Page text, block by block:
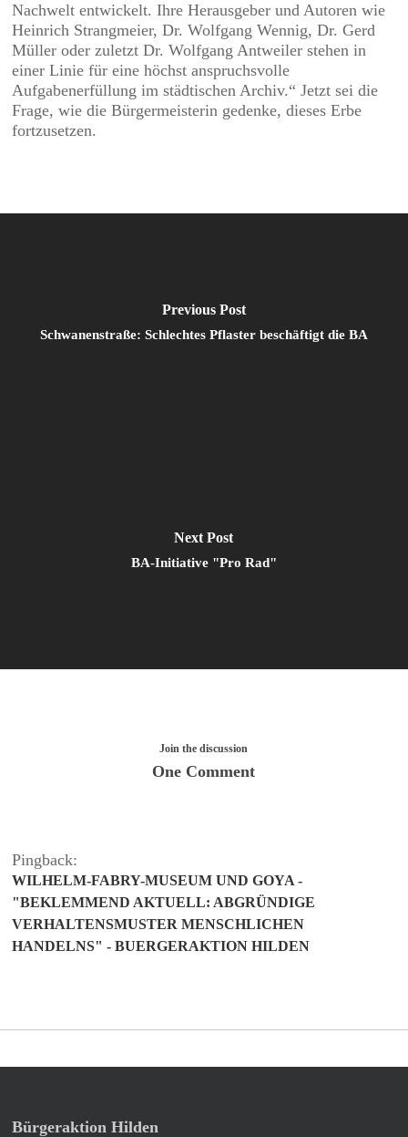
Nachwelt entwickelt. Ihre Herausgeber und Autoren wie
Heinrich Strangmeier, Dr. Wolfgang Wennig, Dr. Gerd
Müller oder zuletzt Dr. Wolfgang Antweiler stehen in
einer Linie für eine höchst anspruchsvolle
Aufgabenerfüllung im städtischen Archiv.“ Jetzt sei die
Frage, wie die Bürgermeisterin gedenke, dieses Erbe
fortzusetzen.
Previous Post
Schwanenstraße: Schlechtes Pflaster beschäftigt die BA
Next Post
BA-Initiative "Pro Rad"
Join the discussion
One Comment
Pingback:
WILHELM-FABRY-MUSEUM UND GOYA -
"BEKLEMMEND AKTUELL: ABGRÜNDIGE
VERHALTENSMUSTER MENSCHLICHEN
HANDELNS" - BUERGERAKTION HILDEN
Bürgeraktion Hilden